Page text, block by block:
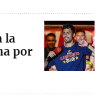
la
por